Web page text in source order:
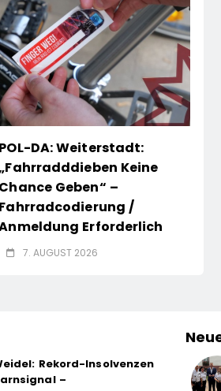
POL-DA: Weiterstadt:
Keine
Chance Geben“ –
Fahrradcodierung /
Erforderlich
7. AUGUST 2026
Rekord-Insolvenzen
–